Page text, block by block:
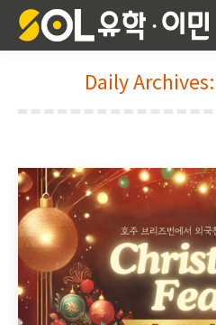
Daily Archives: